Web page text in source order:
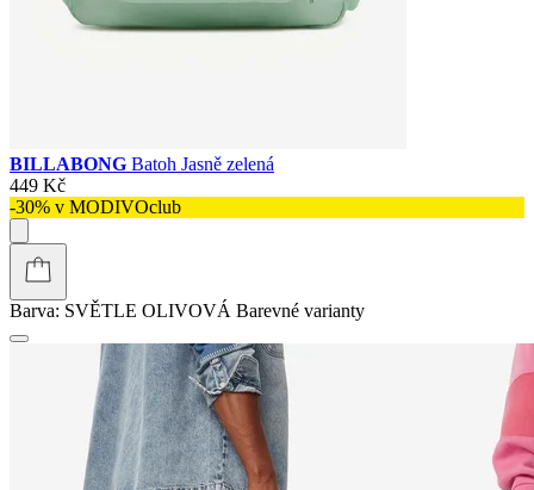
BILLABONG Batoh Jasně zelená
449 Kč
-30% v MODIVOclub
Barva: SVĚTLE OLIVOVÁ Barevné varianty